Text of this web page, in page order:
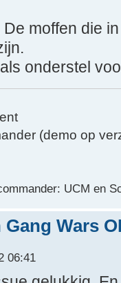
moffen die
onderstel
(demo op
UCM en
Wars
06:41